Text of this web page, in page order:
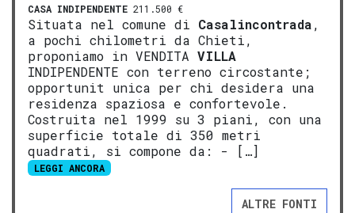
CASA INDIPENDENTE 211.500 €
Situata nel comune di Casalincontrada,
a pochi chilometri da Chieti,
proponiamo in VENDITA VILLA
INDIPENDENTE con terreno circostante;
opportunit unica per chi desidera una
residenza spaziosa e confortevole.
Costruita nel 1999 su 3 piani, con una
superficie totale di 350 metri
quadrati, si compone da: - […]
LEGGI ANCORA
ALTRE FONTI